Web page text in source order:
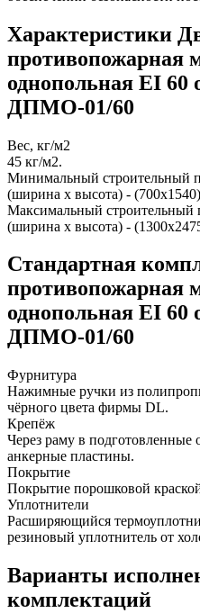
Характеристики
противопожарная
однопольная EI 60
ДПМО-01/60
Вес, кг/м2
45 кг/м2.
Минимальный строительный
(ширина х высота) -
Максимальный строительный
(ширина х высота) -
Стандартная
противопожарная
однопольная EI 60
ДПМО-01/60
Фурнитура
Нажимные ручки из
чёрного цвета фирмы DL.
Крепёж
Через раму в подготовленные
анкерные пластины.
Покрытие
Покрытие порошковой
Уплотнители
Расширяющийся
резиновый уплотнитель от
Варианты
комплектаций